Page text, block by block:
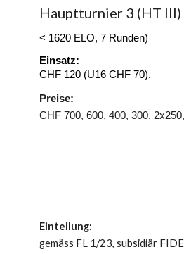
Hauptturnier 3 (HT III)
< 1620 ELO, 7 Runden)
Einsatz:
CHF 120 (U16 CHF 70).
Preise:
CHF 700, 600, 400, 300,
Einteilung:
gemäss FL 1/23, subsidiär